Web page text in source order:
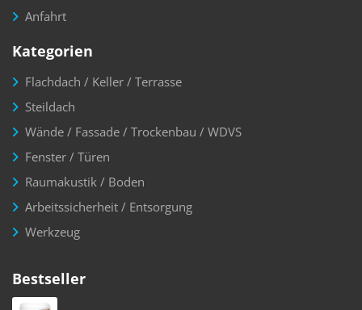
Anfahrt
Kategorien
Flachdach / Keller / Terrasse
Steildach
Wände / Fassade / Trockenbau / WDVS
Fenster / Türen
Raumakustik / Boden
Arbeitssicherheit / Entsorgung
Werkzeug
Bestseller